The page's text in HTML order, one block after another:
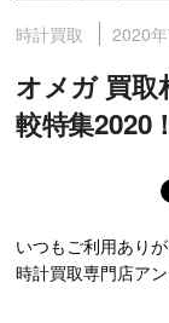
時計買取 2020
オメガ 買取
較特集2020！
いつもご利用あり
時計買取専門店ア